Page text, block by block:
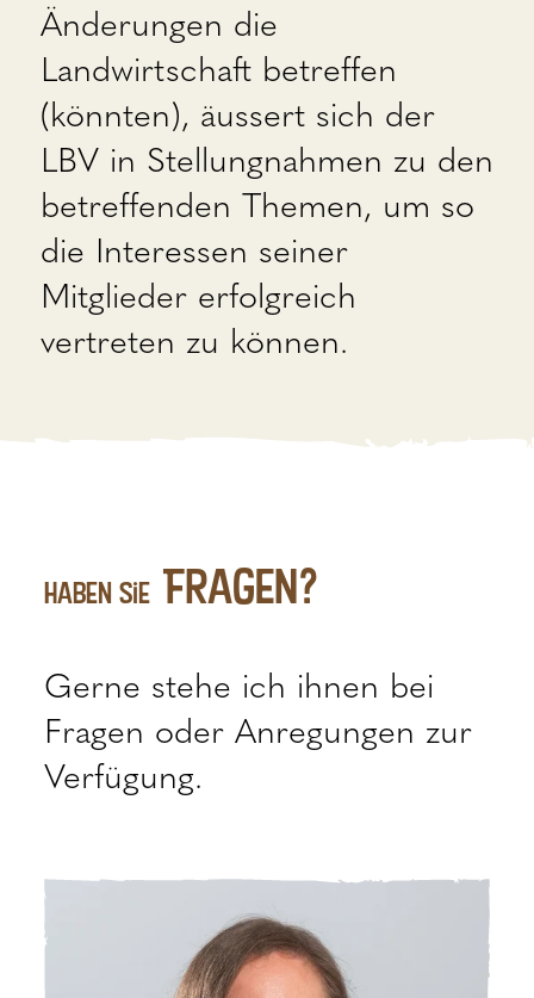
Änderungen die
Landwirtschaft betreffen
(könnten), äussert sich der
LBV in Stellungnahmen zu den
betreffenden Themen, um so
die Interessen seiner
Mitglieder erfolgreich
vertreten zu können.
haben Sie Fragen?
Gerne stehe ich ihnen bei
Fragen oder Anregungen zur
Verfügung.